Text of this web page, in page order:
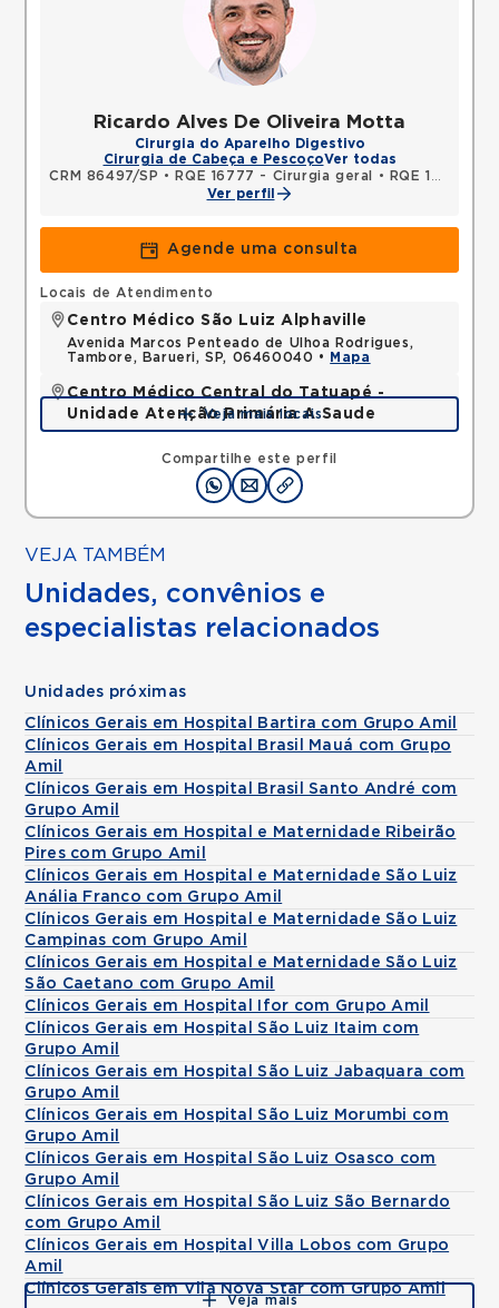
Ricardo Alves De Oliveira Motta
Cirurgia do Aparelho Digestivo
Cirurgia de Cabeça e PescoçoVer todas
CRM 86497/SP • RQE 16777 - Cirurgia geral •
RQE 19210 - Cancerologia/cancerologia cirúrgica
Ver perfil
Agende uma consulta
Compartilhe este perfil
Locais de Atendimento
Centro Médico São Luiz Alphaville
Avenida Marcos Penteado de Ulhoa Rodrigues,
Tambore, Barueri, SP, 06460040 •
Mapa
Centro Médico Central do Tatuapé -
Unidade Atenção Primária A Saude
Avenida Alvaro Ramos, Quarta Parada, Sao Paulo,
SP, 03330002 •
Mapa
Veja mais locais
VEJA TAMBÉM
Unidades, convênios e
especialistas relacionados
Unidades próximas
Clínicos Gerais em Hospital Bartira com Grupo Amil
Clínicos Gerais em Hospital Brasil Mauá com Grupo
Amil
Clínicos Gerais em Hospital Brasil Santo André com
Grupo Amil
Clínicos Gerais em Hospital e Maternidade Ribeirão
Pires com Grupo Amil
Clínicos Gerais em Hospital e Maternidade São Luiz
Anália Franco com Grupo Amil
Clínicos Gerais em Hospital e Maternidade São Luiz
Campinas com Grupo Amil
Clínicos Gerais em Hospital e Maternidade São Luiz
São Caetano com Grupo Amil
Clínicos Gerais em Hospital Ifor com Grupo Amil
Clínicos Gerais em Hospital São Luiz Itaim com
Grupo Amil
Clínicos Gerais em Hospital São Luiz Jabaquara com
Grupo Amil
Clínicos Gerais em Hospital São Luiz Morumbi com
Grupo Amil
Clínicos Gerais em Hospital São Luiz Osasco com
Grupo Amil
Clínicos Gerais em Hospital São Luiz São Bernardo
com Grupo Amil
Clínicos Gerais em Hospital Villa Lobos com Grupo
Amil
Clínicos Gerais em Vila Nova Star com Grupo Amil
Veja mais